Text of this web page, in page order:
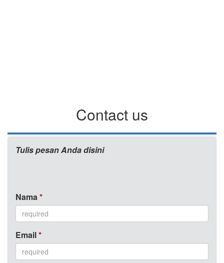
Contact us
Tulis pesan Anda disini
Nama*
Email*